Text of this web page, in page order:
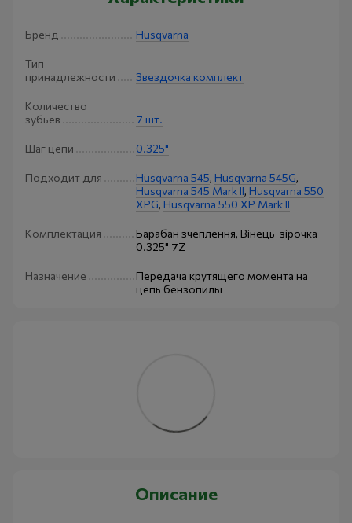
Бренд Husqvarna
Тип
принадлежности
Звездочка комплект
Количество
зубьев
7 шт.
Шаг цепи 0.325"
Подходит для Husqvarna 545, Husqvarna 545G,
Husqvarna 545 Mark II, Husqvarna 550
XPG, Husqvarna 550 XP Mark II
Комплектация
Барабан зчеплення, Вінець-зірочка
0.325" 7Z
Назначение
Передача крутящего момента на
цепь бензопилы
Описание